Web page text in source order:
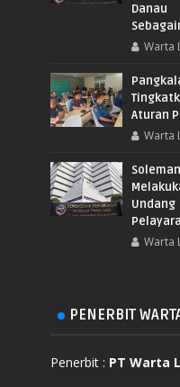
Warta
Aturan
Warta
Warta
PENERBIT
Penerbit : PT Warta